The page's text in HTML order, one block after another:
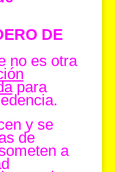
DE
no es otra
para
y se
de
a